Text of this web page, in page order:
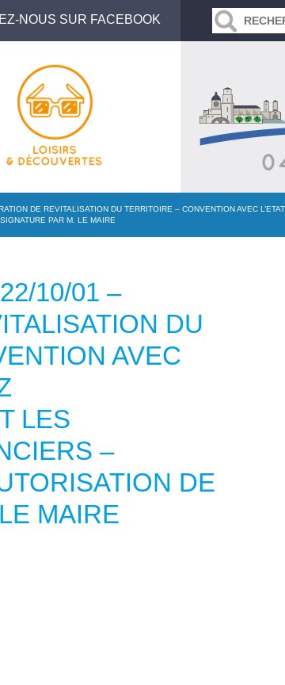
NOUS SUR FACEBOOK
DE REVITALISATION DU TERRITOIRE – CONVENTION AVEC
PAR M. LE MAIRE
10/01 –
DU
AVEC
LES
–
DE
MAIRE